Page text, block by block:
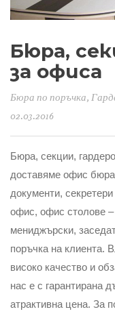
Бюра,
за офиса
Бюра по поръчка,
02.03.2016
Бюра, секции,
доставяме офис
документи,
офис, офис столове –
мениджърски,
поръчка на клиента.
високо качество и
нас е с гарантирана
атрактивна цена. За